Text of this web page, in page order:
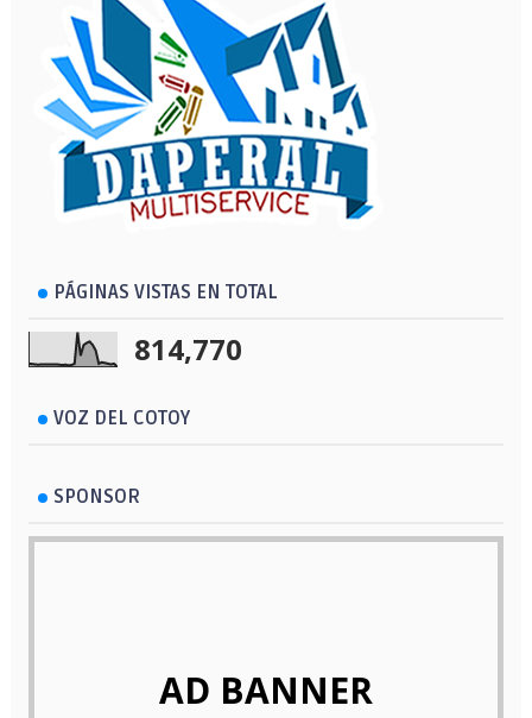
PÁGINAS VISTAS EN TOTAL
814,770
VOZ DEL COTOY
SPONSOR
AD BANNER